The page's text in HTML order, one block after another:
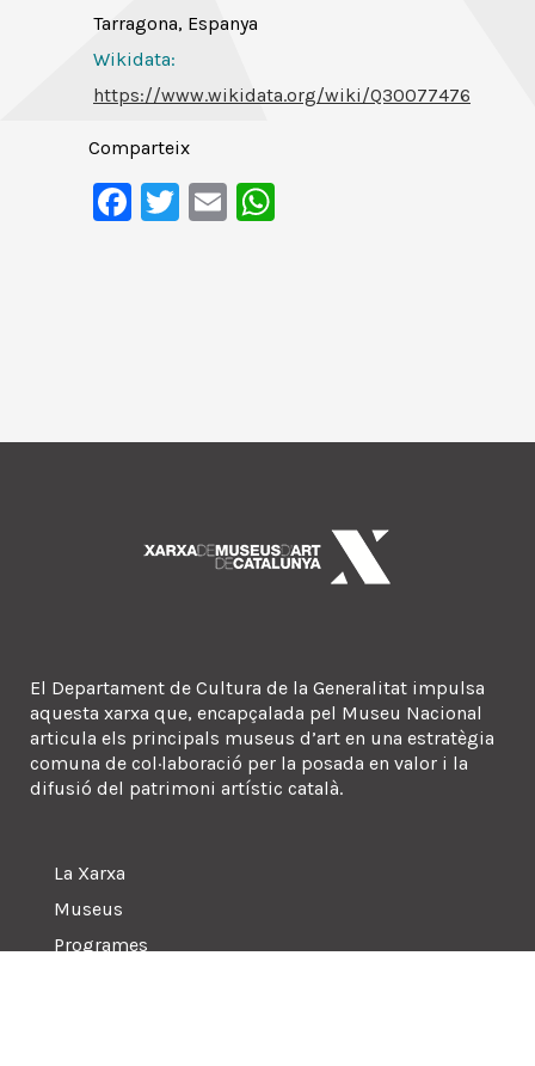
Tarragona, Espanya
Wikidata:
https://www.wikidata.org/wiki/Q30077476
Comparteix
Facebook
Twitter
Email
El Departament de Cultura de la Generalitat impulsa
aquesta xarxa que, encapçalada pel Museu Nacional
articula els principals museus d’art en una estratègia
comuna de col·laboració per la posada en valor i la
difusió del patrimoni artístic català.
La Xarxa
Museus
Programes